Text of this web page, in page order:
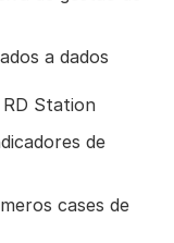
a dados
Station
de
cases de